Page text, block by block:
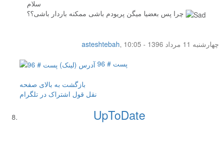
سلام
asteshtebah,
چهار‌شنبه 11 مرداد 1396 - 10:05
پست # 96
بازگشت به بالای صفحه
نقل قول اشتراک در تلگرام
UpToDate